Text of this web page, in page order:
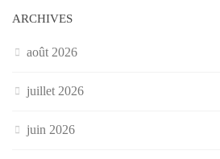
ARCHIVES
août 2026
juillet 2026
juin 2026